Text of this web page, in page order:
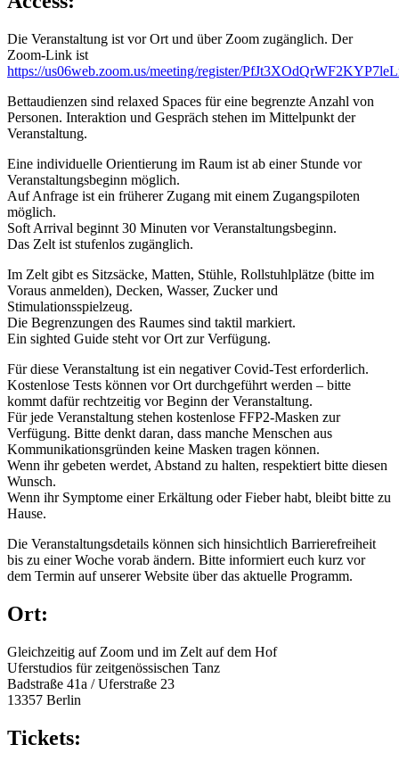
Die Veranstaltung ist vor Ort und über Zoom zugänglich. Der
Zoom-Link ist
https://us06web.zoom.us/meeting/register/
Bettaudienzen sind relaxed Spaces für eine begrenzte Anzahl von
Personen. Interaktion und Gespräch stehen im Mittelpunkt der
Veranstaltung.
Eine individuelle Orientierung im Raum ist ab einer Stunde vor
Veranstaltungsbeginn möglich.
Auf Anfrage ist ein früherer Zugang mit einem Zugangspiloten
möglich.
Soft Arrival beginnt 30 Minuten vor Veranstaltungsbeginn.
Das Zelt ist stufenlos zugänglich.
Im Zelt gibt es Sitzsäcke, Matten, Stühle, Rollstuhlplätze (bitte im
Voraus anmelden), Decken, Wasser, Zucker und
Stimulationsspielzeug.
Die Begrenzungen des Raumes sind taktil markiert.
Ein sighted Guide steht vor Ort zur Verfügung.
Für diese Veranstaltung ist ein negativer Covid-Test erforderlich.
Kostenlose Tests können vor Ort durchgeführt werden – bitte
kommt dafür rechtzeitig vor Beginn der Veranstaltung.
Für jede Veranstaltung stehen kostenlose FFP2-Masken zur
Verfügung. Bitte denkt daran, dass manche Menschen aus
Kommunikationsgründen keine Masken tragen können.
Wenn ihr gebeten werdet, Abstand zu halten, respektiert bitte diesen
Wunsch.
Wenn ihr Symptome einer Erkältung oder Fieber habt, bleibt bitte zu
Hause.
Die Veranstaltungsdetails können sich hinsichtlich Barrierefreiheit
bis zu einer Woche vorab ändern. Bitte informiert euch kurz vor
dem Termin auf unserer Website über das aktuelle Programm.
Ort:
Gleichzeitig auf Zoom und im Zelt auf dem Hof
Uferstudios für zeitgenössischen Tanz
Badstraße 41a / Uferstraße 23
13357 Berlin
Tickets: